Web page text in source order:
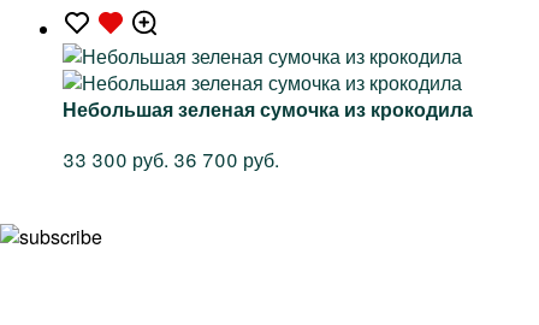
Небольшая зеленая сумочка из крокодила
33 300 руб. 36 700 руб.